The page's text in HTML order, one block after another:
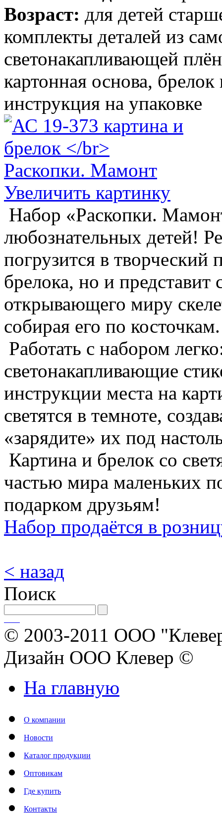
Возраст: для детей
комплекты деталей из
светонакапливающей
картонная основа,
инструкция на упаковке
Увеличить картинку
Набор «Раскопки.
любознательных детей!
погрузится в творческий
брелока, но и представит
открывающего миру
собирая его по косточкам.
Работать с набором
светонакапливающие
инструкции места на
светятся в темноте,
«зарядите» их под
Картина и брелок со
частью мира маленьких
подарком друзьям!
Набор продаётся в
< назад
Поиск
© 2003-2011 ООО
Дизайн ООО Клевер ©
На главную
О компании
Новости
Каталог продукции
Оптовикам
Где купить
Контакты